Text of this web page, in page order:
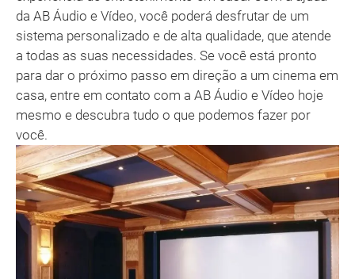
da AB Áudio e Vídeo, você poderá desfrutar de um
sistema personalizado e de alta qualidade, que atende
a todas as suas necessidades. Se você está pronto
para dar o próximo passo em direção a um cinema em
casa, entre em contato com a AB Áudio e Vídeo hoje
mesmo e descubra tudo o que podemos fazer por
você.